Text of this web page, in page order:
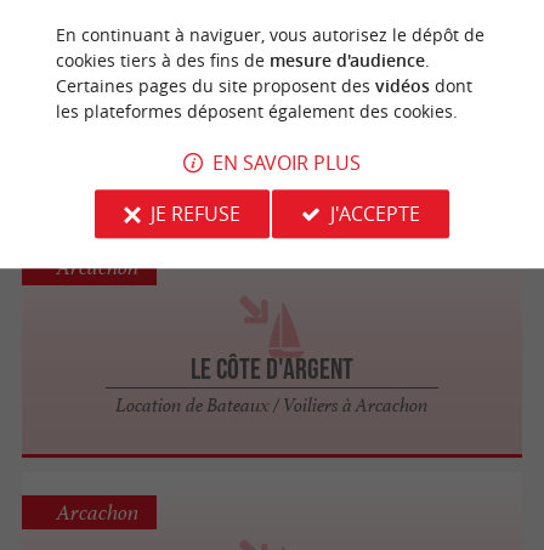
Union des Bateliers Arcachonnais
Le Côte d'Argent
Location de Bateaux / Voiliers à Arcachon
Arcachon
Arcachon
En continuant à naviguer, vous autorisez le dépôt de
cookies tiers à des fins de mesure d'audience.
Certaines pages du site proposent des vidéosdont
les plateformes déposent également des cookies.
EN SAVOIR PLUS
JE REFUSE
J'ACCEPTE